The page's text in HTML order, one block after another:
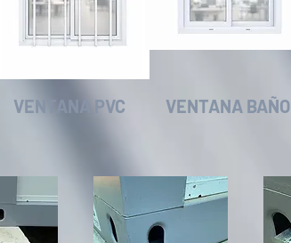
VENTANA PVC VENTANA BAÑO